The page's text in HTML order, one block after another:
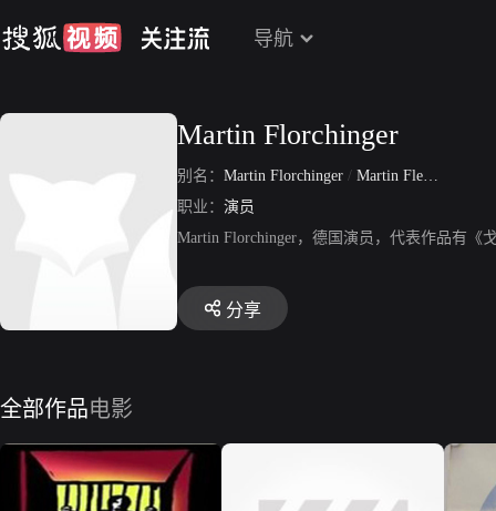
导航
Martin Florchinger
别名： Martin Florchinger / Martin Fleorhingen
职业： 演员
Martin Florchinger，德国演员，代表作品有《
分享
全部作品电影